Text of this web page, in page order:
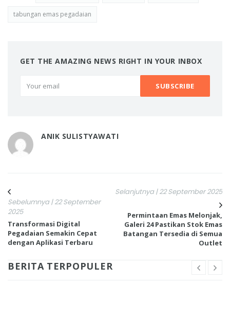
tabungan emas pegadaian
GET THE AMAZING NEWS RIGHT IN YOUR INBOX
ANIK SULISTYAWATI
Sebelumnya | 22 September
2025
Transformasi Digital
Pegadaian Semakin Cepat
dengan Aplikasi Terbaru
Selanjutnya | 22 September 2025
Permintaan Emas Melonjak,
Galeri 24 Pastikan Stok Emas
Batangan Tersedia di Semua
Outlet
BERITA TERPOPULER